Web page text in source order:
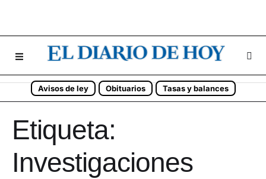
Avisos de ley Obituarios Tasas y balances
Etiqueta:
Investigaciones